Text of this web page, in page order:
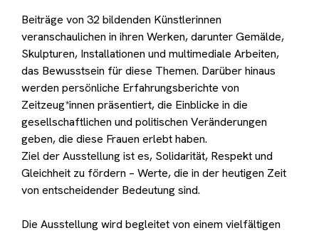
Beiträge von 32 bildenden Künstlerinnen
veranschaulichen in ihren Werken, darunter Gemälde,
Skulpturen, Installationen und multimediale Arbeiten,
das Bewusstsein für diese Themen. Darüber hinaus
werden persönliche Erfahrungsberichte von
Zeitzeug*innen präsentiert, die Einblicke in die
gesellschaftlichen und politischen Veränderungen
geben, die diese Frauen erlebt haben.
Ziel der Ausstellung ist es, Solidarität, Respekt und
Gleichheit zu fördern – Werte, die in der heutigen Zeit
von entscheidender Bedeutung sind.
Die Ausstellung wird begleitet von einem vielfältigen